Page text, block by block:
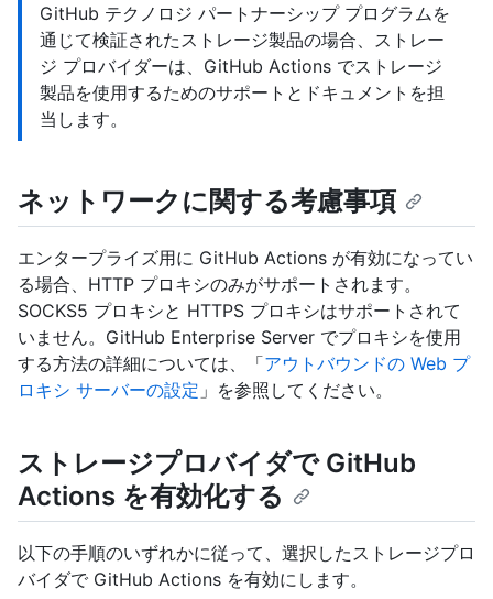
GitHub テクノロジ パートナーシップ プログラムを
通じて検証されたストレージ製品の場合、ストレー
ジ プロバイダーは、GitHub Actions でストレージ
製品を使用するためのサポートとドキュメントを担
当します。
ネットワークに関する考慮事項
エンタープライズ用に GitHub Actions が有効になってい
る場合、HTTP プロキシのみがサポートされます。
SOCKS5 プロキシと HTTPS プロキシはサポートされて
いません。GitHub Enterprise Server でプロキシを使用
する方法の詳細については、「アウトバウンドの Web プ
ロキシ サーバーの設定 」を参照してください。
ストレージプロバイダで GitHub
Actions を有効化する
以下の手順のいずれかに従って、選択したストレージプロ
バイダで GitHub Actions を有効にします。